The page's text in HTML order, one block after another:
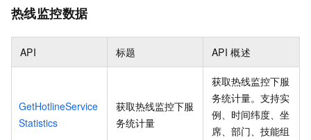
热线监控数据
API 标题 API 概述
GetHotlineService
Statistics
获取热线监控下服
务统计量
获取热线监控下服
务统计量。支持实
例、时间纬度、坐
席、部门、技能组